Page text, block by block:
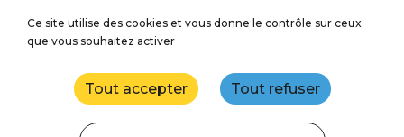
Menu
Accueil
Mentions légales
Presse
Nous contacter
Plan du site
Réalisation : StudioJuillet
Ce site utilise des cookies et vous donne le contrôle sur ceux
que vous souhaitez activer
Tout accepter Tout refuser